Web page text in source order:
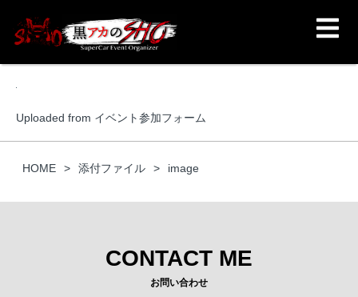
Uploaded from イベント参加フォーム
HOME 添付ファイル image
CONTACT ME
お問い合わせ